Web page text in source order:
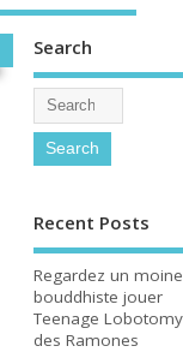
Search
Recent Posts
Regardez un moine
bouddhiste jouer
Teenage Lobotomy
des Ramones